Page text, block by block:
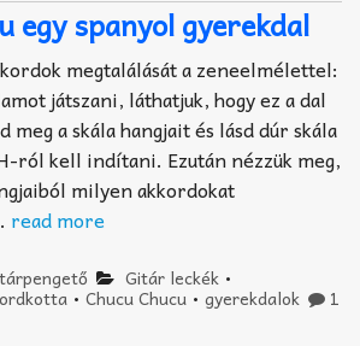
egy spanyol gyerekdal
megtalálását a zeneelmélettel:
játszani, láthatjuk, hogy ez a dal
meg a skála hangjait és lásd dúr skála
ról kell indítani. Ezután nézzük meg,
milyen akkordokat
read more
Gitár leckék•
•Chucu Chucu •gyerekdalok 1